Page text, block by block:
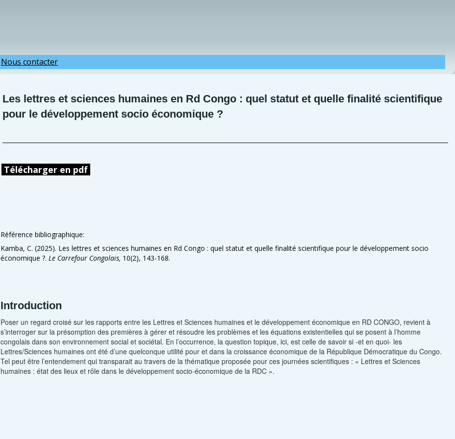
Nous contacter
Les lettres et sciences humaines en Rd Congo : quel statut et quelle finalité scientifique
pour le développement socio économique ?
Télécharger en pdf
Référence bibliographique:
Kamba, C. (2025). Les lettres et sciences humaines en Rd Congo : quel statut et quelle finalité scientifique pour le développement socio
économique ?. Le Carrefour Congolais, 10(2), 143-168.
Introduction
Poser un regard croisé sur les rapports entre les Lettres et Sciences humaines et le développement économique en RD CONGO, revient à
s’interroger sur la présomption des premières à gérer et résoudre les problèmes et les équations existentielles qui se posent à l’homme
congolais dans son environnement social et sociétal. En l’occurrence, la question topique, ici, est celle de savoir si -et en quoi- les
Lettres/Sciences humaines ont été d’une quelconque utilité pour et dans la croissance économique de la République Démocratique du Congo.
Tel peut être l’entendement qui transparait au travers de la thématique proposée pour ces journées scientifiques : « Lettres et Sciences
humaines : état des lieux et rôle dans le développement socio-économique de la RDC ».